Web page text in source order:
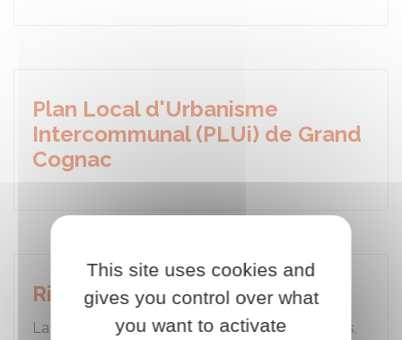
Plan Local d'Urbanisme
Intercommunal (PLUi) de Grand
Cognac
Risques majeurs
La commune s'implique, depuis plusieurs années,
This site uses cookies and
gives you control over what
you want to activate